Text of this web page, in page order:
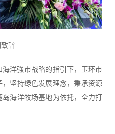
致辞
海洋強市战略的指引下，玉环市
坚持绿色发展理念，秉承资源
海洋牧场基地为依托，全力打